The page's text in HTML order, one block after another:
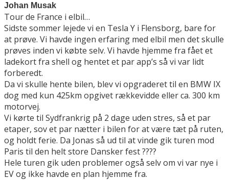
Johan Musak
Tour de France i elbil…
Sidste sommer lejede vi en Tesla Y i Flensborg, bare for
at prøve. Vi havde ingen erfaring med elbil men det skulle
prøves inden vi købte selv. Vi havde hjemme fra fået et
ladekort fra shell og hentet et par app’s så vi var lidt
forberedt.
Da vi skulle hente bilen, blev vi opgraderet til en BMW IX
dog med kun 425km opgivet rækkevidde eller ca. 300 km
motorvej.
Vi kørte til Sydfrankrig på 2 dage uden stres, så et par
etaper, sov et par nætter i bilen for at være tæt på ruten,
og holdt ferie. Da Jonas så ud til at vinde gik turen mod
Paris til den helt store Dansker fest????
Hele turen gik uden problemer også selv om vi var nye i
EV og ikke havde en plan hjemme fra.